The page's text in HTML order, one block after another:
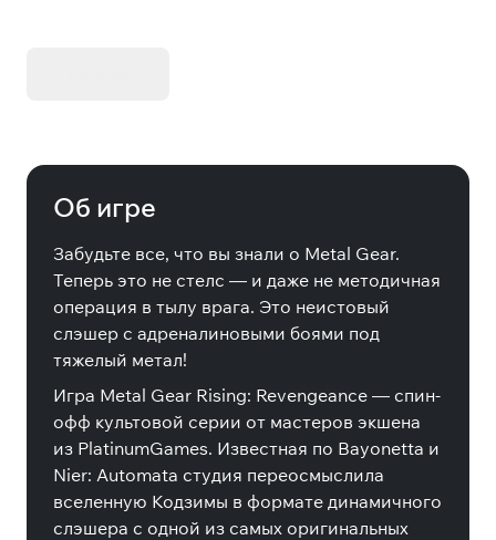
Об игре
Забудьте все, что вы знали о Metal Gear.
Теперь это не стелс — и даже не методичная
операция в тылу врага. Это неистовый
слэшер с адреналиновыми боями под
тяжелый метал!
Игра Metal Gear Rising: Revengeance — спин-
офф культовой серии от мастеров экшена
из PlatinumGames. Известная по Bayonetta и
Nier: Automata студия переосмыслила
вселенную Кодзимы в формате динамичного
слэшера с одной из самых оригинальных